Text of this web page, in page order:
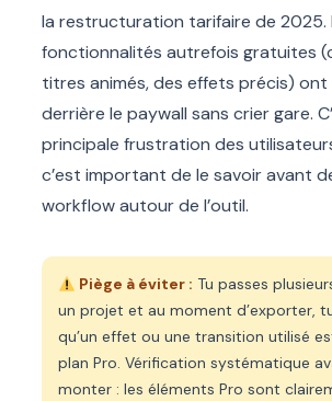
la restructuration tarifaire de 2025.
fonctionnalités autrefois gratuites
titres animés, des effets précis)
derrière le paywall sans crier gare.
principale frustration des
c’est important de le savoir avant
workflow autour de l’outil.
Piège à éviter : Tu passes
un projet et au moment d’exporter,
qu’un effet ou une transition utilisé
plan Pro. Vérification systématique
monter : les éléments Pro sont